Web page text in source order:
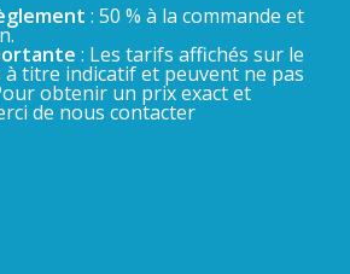
: 50 % à la commande et
: Les tarifs affichés sur le
titre indicatif et peuvent ne pas
obtenir un prix exact et
de nous contacter